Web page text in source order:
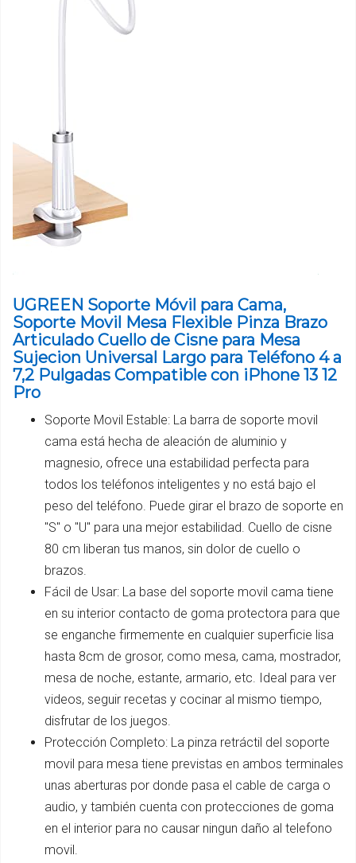
UGREEN Soporte Móvil para Cama,
Soporte Movil Mesa Flexible Pinza Brazo
Articulado Cuello de Cisne para Mesa
Sujecion Universal Largo para Teléfono 4 a
7,2 Pulgadas Compatible con iPhone 13 12
Pro
Soporte Movil Estable: La barra de soporte movil
cama está hecha de aleación de aluminio y
magnesio, ofrece una estabilidad perfecta para
todos los teléfonos inteligentes y no está bajo el
peso del teléfono. Puede girar el brazo de soporte en
"S" o "U" para una mejor estabilidad. Cuello de cisne
80 cm liberan tus manos, sin dolor de cuello o
brazos.
Fácil de Usar: La base del soporte movil cama tiene
en su interior contacto de goma protectora para que
se enganche firmemente en cualquier superficie lisa
hasta 8cm de grosor, como mesa, cama, mostrador,
mesa de noche, estante, armario, etc. Ideal para ver
videos, seguir recetas y cocinar al mismo tiempo,
disfrutar de los juegos.
Protección Completo: La pinza retráctil del soporte
movil para mesa tiene previstas en ambos terminales
unas aberturas por donde pasa el cable de carga o
audio, y también cuenta con protecciones de goma
en el interior para no causar ningun daño al telefono
movil.